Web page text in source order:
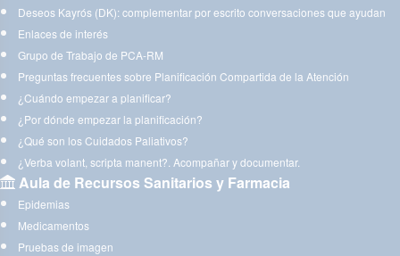
Deseos Kayrós (DK): complementar por escrito conversaciones que ayudan
Enlaces de interés
Grupo de Trabajo de PCA-RM
Preguntas frecuentes sobre Planificación Compartida de la Atención
¿Cuándo empezar a planificar?
¿Por dónde empezar la planificación?
¿Qué son los Cuidados Paliativos?
¿Verba volant, scripta manent?. Acompañar y documentar.
Aula de Recursos Sanitarios y Farmacia
Epidemias
Medicamentos
Pruebas de imagen